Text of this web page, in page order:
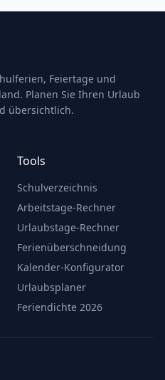
Feiertage und
Planen Sie Ihren Urlaub
übersichtlich.
Tools
Schulverzeichnis
Arbeitstage-Rechner
Urlaubstage-Rechner
Ferienüberschneidung
Kalender-Konfigurator
Urlaubsplaner
Feriendichte 2026